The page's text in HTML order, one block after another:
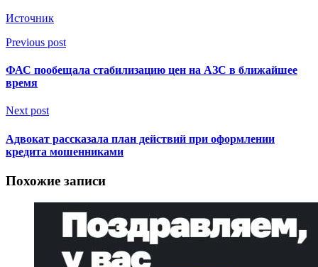
Источник
Previous post
ФАС пообещала стабилизацию цен на АЗС в ближайшее
время
Next post
Адвокат рассказала план действий при оформлении
кредита мошенниками
Похожие записи